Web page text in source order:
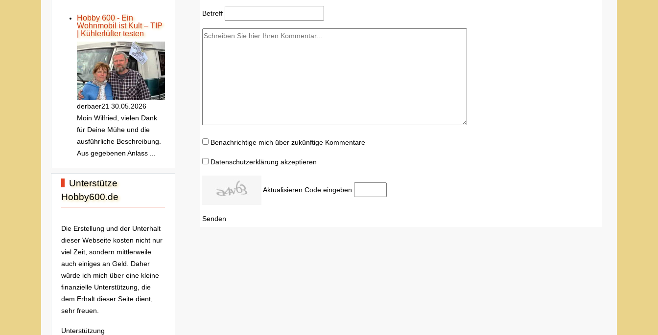
Hobby 600 - Ein
Wohnmobil ist Kult – TIP
| Kühlerlüfter testen
derbaer21 30.05.2026
Moin Wilfried, vielen Dank
für Deine Mühe und die
ausführliche Beschreibung.
Aus gegebenen Anlass ...
Unterstütze
Hobby600.de
Die Erstellung und der Unterhalt
dieser Webseite kosten nicht nur
viel Zeit, sondern mittlerweile
auch einiges an Geld. Daher
würde ich mich über eine kleine
finanzielle Unterstützung, die
dem Erhalt dieser Seite dient,
sehr freuen.
Unterstützung
Betreff
Benachrichtige mich über zukünftige Kommentare
Datenschutzerklärung akzeptieren
Aktualisieren Code eingeben
Senden